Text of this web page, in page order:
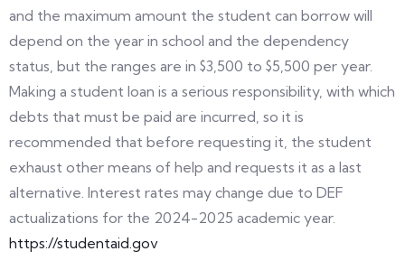
and the maximum amount the student can borrow will
depend on the year in school and the dependency
status, but the ranges are in $3,500 to $5,500 per year.
Making a student loan is a serious responsibility, with which
debts that must be paid are incurred, so it is
recommended that before requesting it, the student
exhaust other means of help and requests it as a last
alternative. Interest rates may change due to DEF
actualizations for the 2024-2025 academic year.
https://studentaid.gov